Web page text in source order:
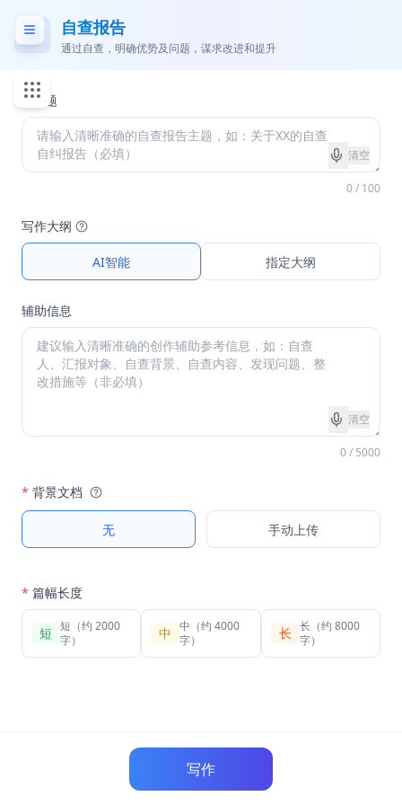
自查报告
通过自查，明确优势及问题，谋求改进和提升
* 主题
清空
0 / 100
写作大纲
AI智能 指定大纲
辅助信息
清空
0 / 5000
* 背景文档
无 手动上传
* 篇幅长度
短 短（约 2000
字）
中
中（约 4000
字）
长 长（约 8000
字）
写作